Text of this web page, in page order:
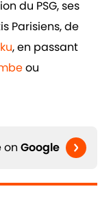
du PSG, ses
Parisiens, de
, en passant
ou
on Google